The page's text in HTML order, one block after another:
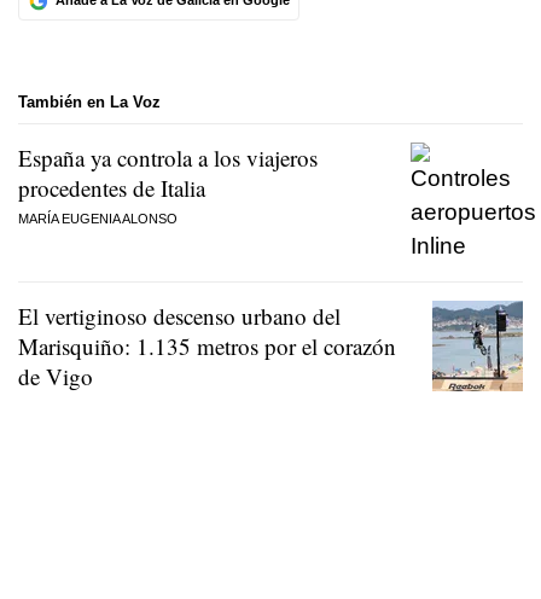
También en La Voz
España ya controla a los viajeros
procedentes de Italia
MARÍA EUGENIA ALONSO
El vertiginoso descenso urbano del
Marisquiño: 1.135 metros por el corazón
de Vigo